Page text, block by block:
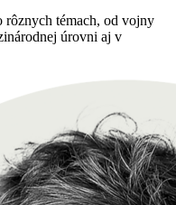
rôznych témach, od vojny
úrovni aj v